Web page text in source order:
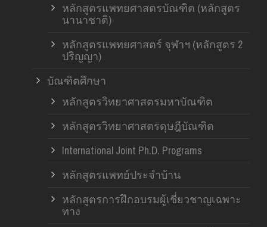
หลักสูตรแพทยศาสตรบัณฑิต (หลักสูตร
นานาชาติ)
หลักสูตรแพทยศาสตร์ จุฬาฯ (หลักสูตร 2
ปริญญา)
บัณฑิตศึกษา
หลักสูตรวิทยาศาสตรมหาบัณฑิต
หลักสูตรวิทยาศาสตรดุษฎีบัณฑิต
International Joint Ph.D. Programs
หลักสูตรแพทย์ประจำบ้าน
หลักสูตรการฝึกอบรมผู้เชี่ยวชาญเฉพาะ
ทาง